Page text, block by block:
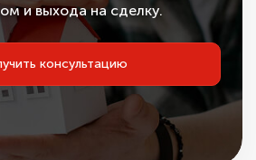
и выхода на сделку.
консультацию